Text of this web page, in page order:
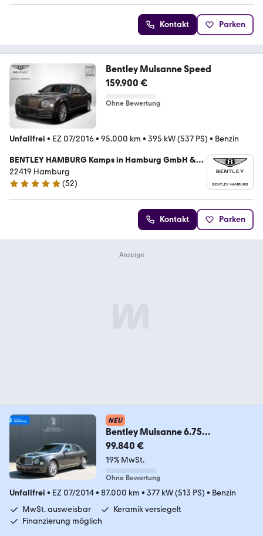
Kontakt Parken
Bentley Mulsanne Speed
159.900 €
Ohne Bewertung
Unfallfrei • EZ 07/2016• 95.000 km • 395 kW (537 PS) • Benzin
BENTLEY HAMBURG Kamps in Hamburg GmbH &
Co. KG
22419 Hamburg
5 Sterne
(52)
Kontakt Parken
NEU
Bentley Mulsanne 6.75
V8*Massage*Kamera*Keramik*Si
tzklim
99.840 €
19% MwSt.
Ohne Bewertung
Unfallfrei • EZ 07/2014• 87.000 km • 377 kW (513 PS) • Benzin
MwSt. ausweisbar
Keramik versiegelt
Finanzierung möglich